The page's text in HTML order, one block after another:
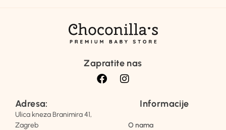
Zapratite nas
Adresa:
Ulica kneza Branimira 41,
Zagreb
Informacije
O nama